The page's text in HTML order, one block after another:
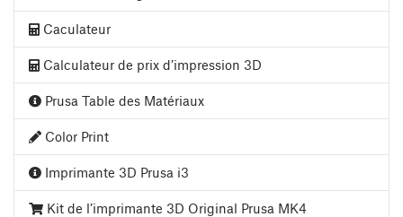
Caculateur
Calculateur de prix d’impression 3D
Prusa Table des Matériaux
Color Print
Imprimante 3D Prusa i3
Kit de l’imprimante 3D Original Prusa MK4